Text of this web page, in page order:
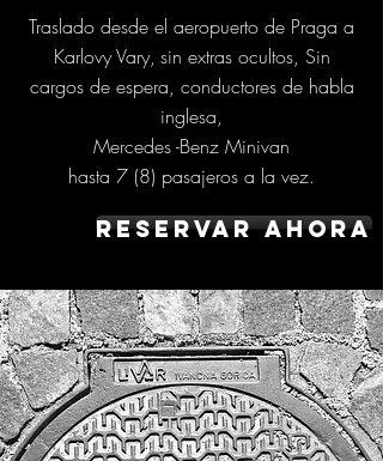
Traslado desde el aeropuerto de Praga a
Karlovy Vary, sin extras ocultos, Sin
cargos de espera, conductores de habla
inglesa,
Mercedes -Benz Minivan
hasta 7 (8) pasajeros a la vez.
Reservar ahora